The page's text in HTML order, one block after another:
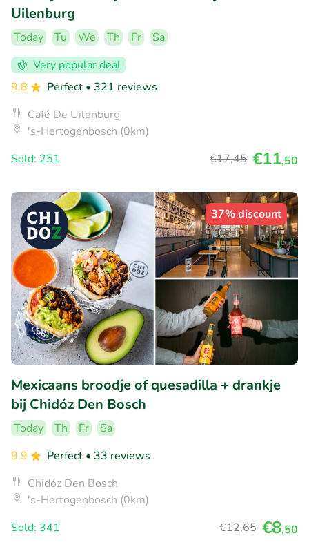
Uilenburg
Today Tu We Th Fr
Sa
Very popular deal
9.8
Perfect • 321 reviews
Café De Uilenburg
's-Hertogenbosch (0km)
Sold: 251
€17,45 €11,50
37% discount
Mexicaans broodje of quesadilla + drankje
bij Chidóz Den Bosch
Today Th Fr
Sa
9.9
Perfect • 33 reviews
Chidóz Den Bosch
's-Hertogenbosch (0km)
Sold: 341
€12,65 €8,50